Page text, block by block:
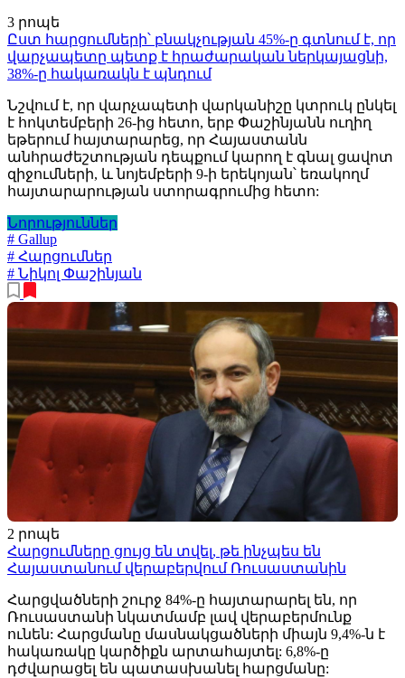
3 րոպե
Ըստ հարցումների՝ բնակչության 45%-ը գտնում է, որ
վարչապետը պետք է հրաժարական ներկայացնի,
38%-ը հակառակն է պնդում
Նշվում է, որ վարչապետի վարկանիշը կտրուկ ընկել
է հոկտեմբերի 26-ից հետո, երբ Փաշինյանն ուղիղ
եթերում հայտարարեց, որ Հայաստանն
անհրաժեշտության դեպքում կարող է գնալ ցավոտ
զիջումների, և նոյեմբերի 9-ի երեկոյան՝ եռակողմ
հայտարարության ստորագրումից հետո:
Նորություններ
# Gallup
# Հարցումներ
# Նիկոլ Փաշինյան
2 րոպե
Հարցումները ցույց են տվել, թե ինչպես են
Հայաստանում վերաբերվում Ռուսաստանին
Հարցվածների շուրջ 84%-ը հայտարարել են, որ
Ռուսաստանի նկատմամբ լավ վերաբերմունք
ունեն: Հարցմանը մասնակցածների միայն 9,4%-ն է
հակառակը կարծիքն արտահայտել: 6,8%-ը
դժվարացել են պատասխանել հարցմանը: